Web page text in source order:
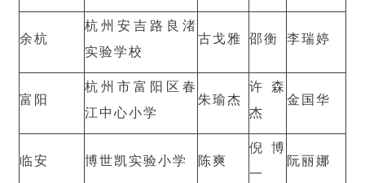
余杭
杭州安吉路良渚
实验学校
古戈雅 邵衡 李瑞婷
富阳
杭州市富阳区春
江中心小学
朱瑜杰
许森
杰
金国华
临安 博世凯实验小学 陈爽
倪博
一
阮丽娜